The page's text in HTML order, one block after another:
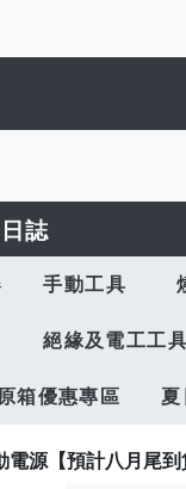
誌
手動工具
絕緣及電工工具
原箱優惠專區 夏
源【預計八月尾到